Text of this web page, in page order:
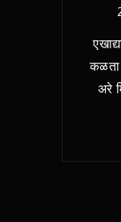
कळता
अरे